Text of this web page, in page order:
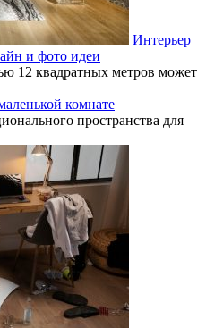
Интерьер
и фото идеи
12 квадратных метров может
комнате
пространства для